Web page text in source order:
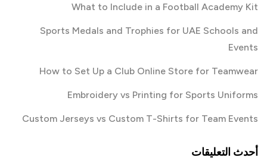
What to Include in a Football Academy Kit
Sports Medals and Trophies for UAE Schools and
Events
How to Set Up a Club Online Store for Teamwear
Embroidery vs Printing for Sports Uniforms
Custom Jerseys vs Custom T-Shirts for Team Events
أحدث التعليقات